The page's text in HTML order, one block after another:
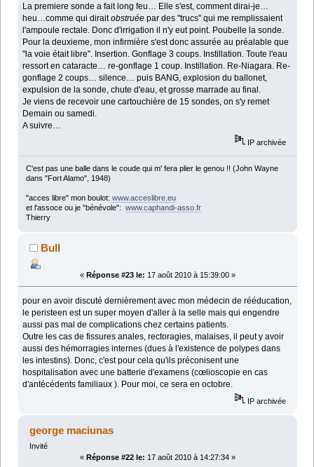
La premiere sonde a fait long feu… Elle s'est, comment dirai-je…
heu…comme qui diraitobstruée par des "trucs" qui me remplissaient
l'ampoule rectale. Donc d'irrigation il n'y eut point. Poubelle la sonde.
Pour la deuxieme, mon infirmière s'est donc assurée au préalable que
"la voie était libre". Insertion. Gonflage 3 coups. Instillation. Toute l'eau
ressort en cataracte… re-gonflage 1 coup. Instillation. Re-Niagara. Re-
gonflage 2 coups… silence… puis BANG, explosion du ballonet,
expulsion de la sonde, chute d'eau, et grosse marrade au final.
Je viens de recevoir une cartouchière de 15 sondes, on s'y remet
Demain ou samedi.
A suivre…
IP archivée
C'est pas une balle dans le coude qui m' fera plier le genou !! (John Wayne
dans "Fort Alamo", 1948)
"acces libre" mon boulot: www.acceslibre.eu
et l'assoce ou je "bénévole": www.caphandi-asso.fr
Thierry
Bull
« Réponse #23 le: 17 août 2010 à 15:39:00 »
pour en avoir discuté dernièrement avec mon médecin de rééducation,
le peristeen est un super moyen d'aller à la selle mais qui engendre
aussi pas mal de complications chez certains patients.
Outre les cas de fissures anales, rectoragies, malaises, il peut y avoir
aussi des hémorragies internes (dues à l'existence de polypes dans
les intestins). Donc, c'est pour cela qu'ils préconisent une
hospitalisation avec une batterie d'examens (cœlioscopie en cas
d'antécédents familiaux ). Pour moi, ce sera en octobre.
IP archivée
george maciunas
Invité
« Réponse #22 le: 17 août 2010 à 14:27:34 »